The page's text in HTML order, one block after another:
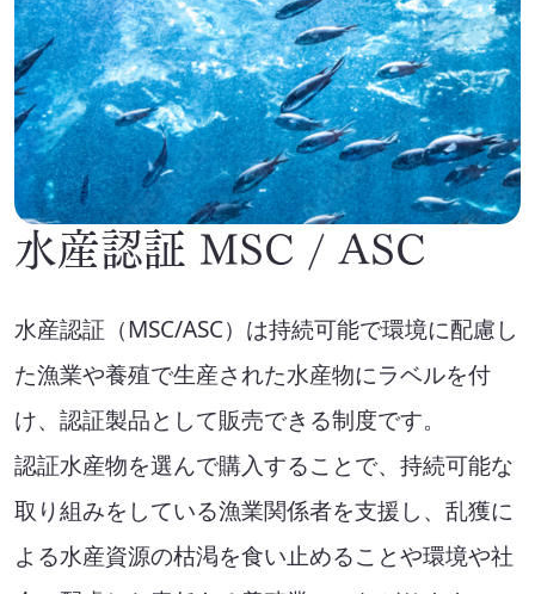
水産認証 MSC / ASC
水産認証（MSC/ASC）は持続可能で環境に配慮し
た漁業や養殖で生産された水産物にラベルを付
け、認証製品として販売できる制度です。
認証水産物を選んで購入することで、持続可能な
取り組みをしている漁業関係者を支援し、乱獲に
よる水産資源の枯渇を食い止めることや環境や社